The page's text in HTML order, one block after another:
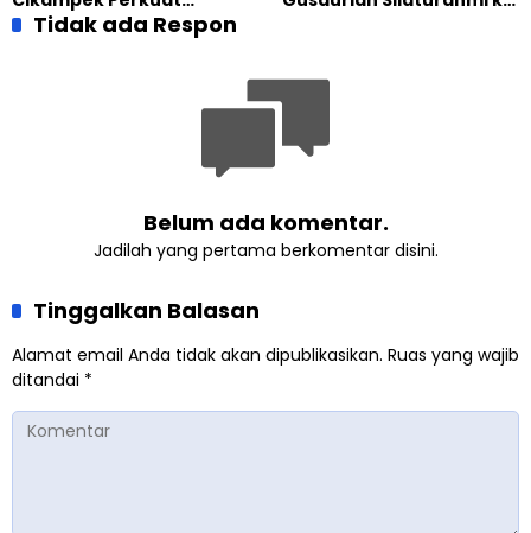
Komitmen Bangun Masjid
Tidak ada Respon
Belum ada komentar.
Jadilah yang pertama berkomentar disini.
Tinggalkan Balasan
Alamat email Anda tidak akan dipublikasikan. Ruas yang wajib
ditandai *